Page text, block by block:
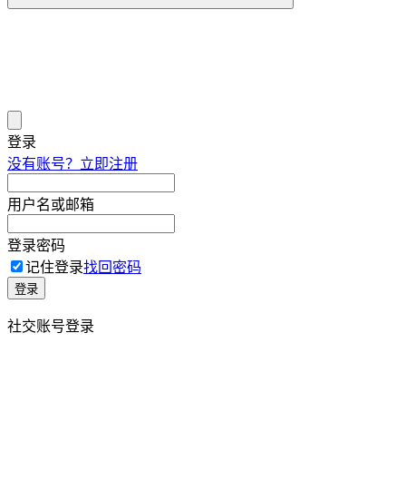
登录
没有账号？立即注册
用户名或邮箱
登录密码
记住登录找回密码
登录
社交账号登录